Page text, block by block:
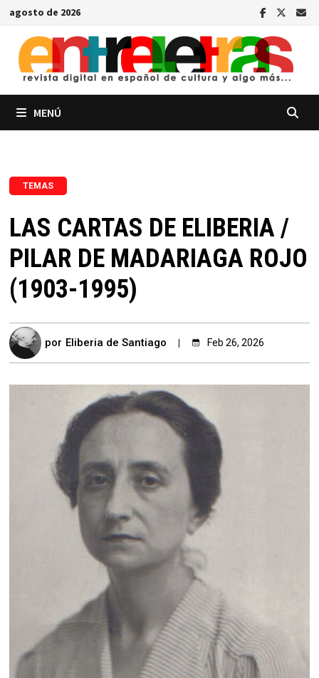
Saltar
contenido
agosto de 2026
MENÚ
TEMAS
LAS CARTAS DE ELIBERIA /
PILAR DE MADARIAGA ROJO
(1903-1995)
por Eliberia de Santiago Feb 26, 2026